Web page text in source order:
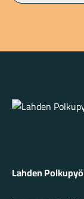
Lahden
Lahden